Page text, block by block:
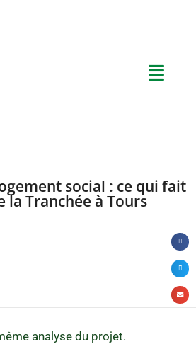
social : ce qui fait
la Tranchée à Tours
analyse du projet.